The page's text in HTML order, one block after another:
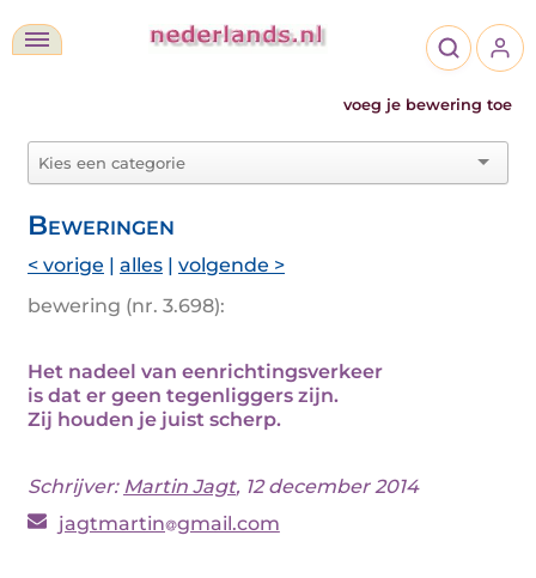
voeg je bewering toe
Beweringen
< vorige | alles | volgende >
bewering (nr. 3.698):
Het nadeel van eenrichtingsverkeer
is dat er geen tegenliggers zijn.
Zij houden je juist scherp.
Schrijver: Martin Jagt, 12 december 2014
jagtmartin gmail.com